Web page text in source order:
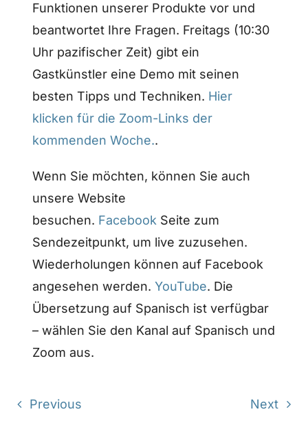
Funktionen unserer Produkte vor und
beantwortet Ihre Fragen. Freitags (10:30
Uhr pazifischer Zeit) gibt ein
Gastkünstler eine Demo mit seinen
besten Tipps und Techniken. Hier
klicken für die Zoom-Links der
kommenden Woche..
Wenn Sie möchten, können Sie auch
unsere Website
besuchen. Facebook Seite zum
Sendezeitpunkt, um live zuzusehen.
Wiederholungen können auf Facebook
angesehen werden.YouTube. Die
Übersetzung auf Spanisch ist verfügbar
– wählen Sie den Kanal auf Spanisch und
Zoom aus.
Previous Next